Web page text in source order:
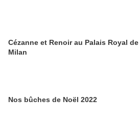
Cézanne et Renoir au Palais Royal de
Milan
Nos bûches de Noël 2022